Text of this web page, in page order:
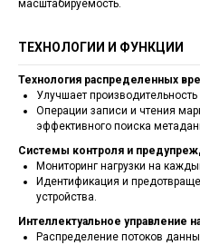
масштабируемость.
ТЕХНОЛОГИИ И ФУНКЦИИ
Технология распределенных
Улучшает
Операции записи и чтения
эффективного поиска
Системы контроля и
Мониторинг нагрузки на
Идентификация и
устройства.
Интеллектуальное управление
Распределение потоков